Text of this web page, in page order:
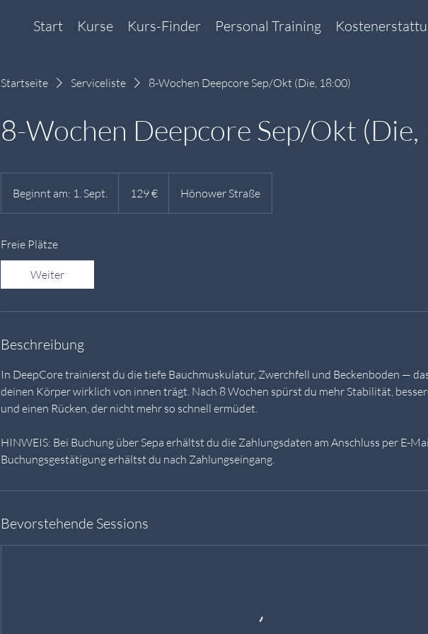
Start Kurse Kurs-Finder Personal Training
Startseite Serviceliste 8-Wochen Deepcore Sep/Okt (Die, 18:00)
8-Wochen Deepcore Sep/Okt (Die,
Beginnt am: 1. Sept.
e
a
.
S
e
t
.
129 € Hönower Straße
Freie Plätze
Weiter
Beschreibung
In DeepCore trainierst du die tiefe Bauchmuskulatur, Zwerchfell und Beckenboden —
deinen Körper wirklich von innen trägt. Nach 8 Wochen spürst du mehr Stabilität,
und einen Rücken, der nicht mehr so schnell ermüdet.
HINWEIS: Bei Buchung über Sepa erhältst du die Zahlungsdaten am Anschluss per E-
Buchungsgestätigung erhältst du nach Zahlungseingang.
Bevorstehende Sessions